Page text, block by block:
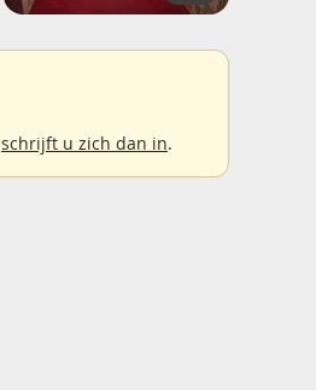
schrijft u zich dan in.